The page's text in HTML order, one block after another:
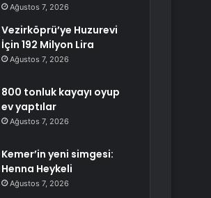
Ağustos 7, 2026
Vezirköprü’ye Huzurevi
İçin 192 Milyon Lira
Ağustos 7, 2026
800 tonluk kayayı oyup
ev yaptılar
Ağustos 7, 2026
Kemer’in yeni simgesi:
Henna Heykeli
Ağustos 7, 2026